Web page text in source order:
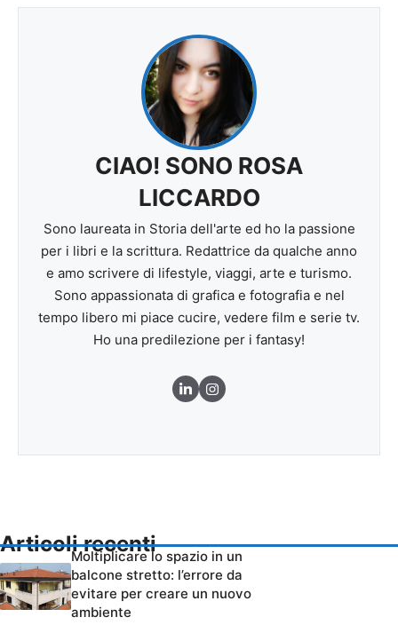
CIAO! SONO ROSA
LICCARDO
Sono laureata in Storia dell'arte ed ho la passione
per i libri e la scrittura. Redattrice da qualche anno
e amo scrivere di lifestyle, viaggi, arte e turismo.
Sono appassionata di grafica e fotografia e nel
tempo libero mi piace cucire, vedere film e serie tv.
Ho una predilezione per i fantasy!
Articoli recenti
Moltiplicare lo spazio in un
balcone stretto: l’errore da
evitare per creare un nuovo
ambiente